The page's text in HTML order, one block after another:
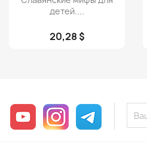
детей....
20,28 $
YouTube InstagramTelegram